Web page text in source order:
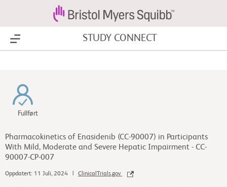
Show Menu STUDY CONNECT
Fullført
Pharmacokinetics of Enasidenib (CC-90007) in Participants
With Mild, Moderate and Severe Hepatic Impairment - CC-
90007-CP-007
Oppdatert: 11 Juli, 2024 | ClinicalTrials.gov